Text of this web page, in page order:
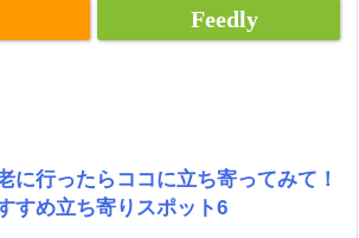
Feedly
に行ったらココに立ち寄ってみて！
すめ立ち寄りスポット6